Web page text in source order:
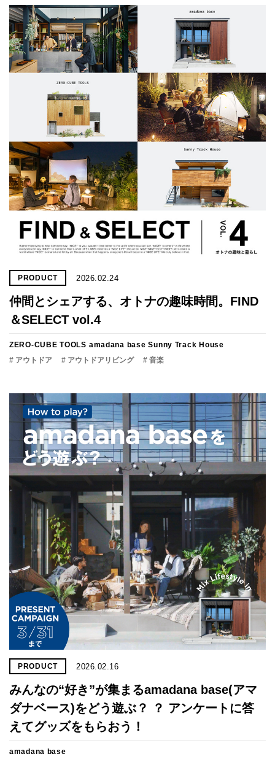
PRODUCT 2026.02.24
仲間とシェアする、オトナの趣味時間。FIND
＆SELECT vol.4
ZERO-CUBE TOOLS amadana base Sunny Track House
# アウトドア
# アウトドアリビング # 音楽
PRODUCT 2026.02.16
みんなの“好き”が集まるamadana base(アマ
ダナベース)をどう遊ぶ？ ？ アンケートに答
えてグッズをもらおう！
amadana base